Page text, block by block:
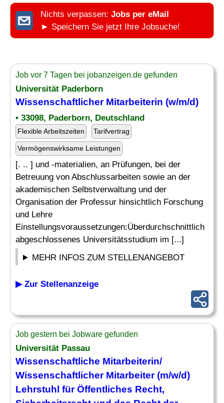
Nichts verpassen: Jobs per eMail
► Speichern Sie jetzt Ihre Jobsuche!
Job vor 7 Tagen bei jobanzeigen.de gefunden
Universität Paderborn
Wissenschaftlicher Mitarbeiterin (w/m/d)
• 33098, Paderborn, Deutschland
Flexible Arbeitszeiten Tarifvertrag
Vermögenswirksame Leistungen
[. .. ] und -materialien, an Prüfungen, bei der
Betreuung von Abschlussarbeiten sowie an der
akademischen Selbstverwaltung und der
Organisation der Professur hinsichtlich Forschung
und Lehre
Einstellungsvoraussetzungen:Überdurchschnittlich
abgeschlossenes Universitätsstudium im [...]
MEHR INFOS ZUM STELLENANGEBOT
▶ Zur Stellenanzeige
Job gestern bei Jobware gefunden
Universität Passau
Wissenschaftliche Mitarbeiterin/
Wissenschaftlicher Mitarbeiter (m/w/d)
Lehrstuhl für Öffentliches Recht,